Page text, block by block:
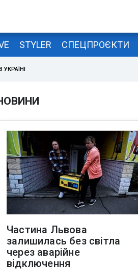
STYLER СПЕЦПРОЄКТИ
УКРАЇНІ
Частина Львова
залишилась без світла
через аварійне
відключення